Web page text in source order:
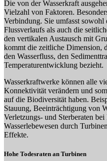
Die von der Wasserkraft
Vielzahl von Faktoren.
Verbindung. Sie umfasst
Flussverlaufs als auch die
den vertikalen Austausch mit
kommt die zeitliche Dimension,
den Wasserfluss, den
Temperaturentwicklung bezieht.
Wasserkraftwerke können alle
Konnektivität verändern und
auf die Biodiversität haben.
Stauung, Beeinträchtigung von
Verletzungs- und Sterberaten
Wasserlebewesen durch
Effekte.
Hohe Todesraten an Turbinen